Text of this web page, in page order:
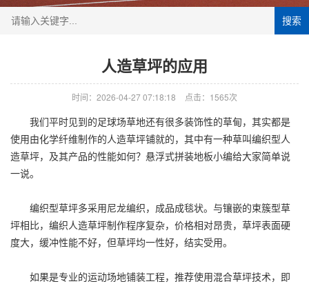
搜索
人造草坪的应用
时间：2026-04-27 07:18:18 点击：1565次
我们平时见到的足球场草地还有很多装饰性的草甸，其实都是
使用由化学纤维制作的人造草坪铺就的，其中有一种草叫编织型人
造草坪，及其产品的性能如何？悬浮式拼装地板小编给大家简单说
一说。
编织型草坪多采用尼龙编织，成品成毯状。与镶嵌的束簇型草
坪相比，编织人造草坪制作程序复杂，价格相对昂贵，草坪表面硬
度大，缓冲性能不好，但草坪均一性好，结实受用。
如果是专业的运动场地铺装工程，推荐使用混合草坪技术，即